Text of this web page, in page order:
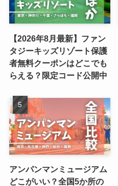
【2026年8月最新】ファン
タジーキッズリゾート保護
者無料クーポンはどこでも
らえる？限定コード公開中
アンパンマンミュージアム
どこがいい？全国5か所の